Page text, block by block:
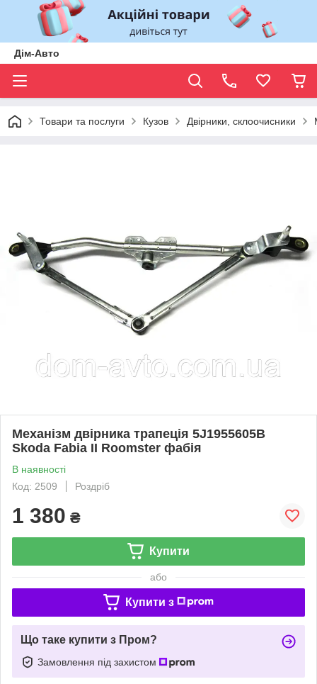
Дім-Авто
Товари та послуги Кузов Двірники, склоочисники
Механізм двірника трапеція 5J1955605B
Skoda Fabia II Roomster фабія
В наявності
Код: 2509
Роздріб
1 380 ₴
Купити
або
Купити з
Що таке купити з Пром?
Замовлення під захистом